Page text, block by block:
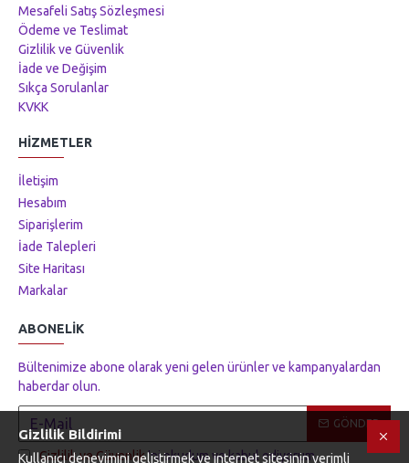
Mesafeli Satış Sözleşmesi
Ödeme ve Teslimat
Gizlilik ve Güvenlik
İade ve Değişim
Sıkça Sorulanlar
KVKK
HIZMETLER
İletişim
Hesabım
Siparişlerim
İade Talepleri
Site Haritası
Markalar
ABONELIK
Bültenimize abone olarak yeni gelen ürünler ve kampanyalardan
haberdar olun.
GÖNDER
Gizlilik ve Güvenlik'ni okudum ve kabul ediyorum.
Gizlilik Bildirimi
Kullanıcı deneyimini geliştirmek ve internet sitesinin verimli